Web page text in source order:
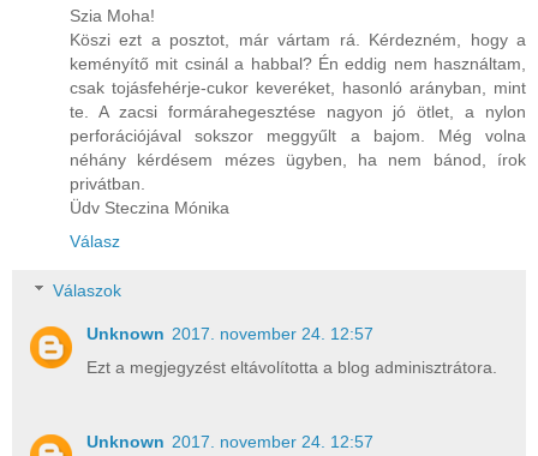
Szia Moha!
Köszi ezt a posztot, már vártam rá. Kérdezném, hogy a
keményítő mit csinál a habbal? Én eddig nem használtam,
csak tojásfehérje-cukor keveréket, hasonló arányban, mint
te. A zacsi formárahegesztése nagyon jó ötlet, a nylon
perforációjával sokszor meggyűlt a bajom. Még volna
néhány kérdésem mézes ügyben, ha nem bánod, írok
privátban.
Üdv Steczina Mónika
Válasz
Válaszok
Unknown 2017. november 24. 12:57
Ezt a megjegyzést eltávolította a blog adminisztrátora.
Unknown 2017. november 24. 12:57